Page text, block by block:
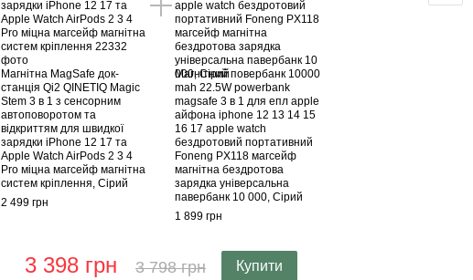
Магнітна MagSafe док-
станція Qi2 QINETIQ Magic
Stem 3 в 1 з сенсорним
автоповоротом та
відкриттям для швидкої
зарядки iPhone 12 17 та
Apple Watch AirPods 2 3 4
Pro міцна магсейф магнітна
систем кріплення, Сірий
2 499 грн
Магнітний повербанк 10000
mah 22.5W powerbank
magsafe 3 в 1 для епл apple
айфона iphone 12 13 14 15
16 17 apple watch
бездротовий портативний
Foneng PX118 магсейф
магнітна бездротова
зарядка універсальна
павербанк 10 000, Сірий
1 899 грн
3 398 грн 3 798 грн Купити